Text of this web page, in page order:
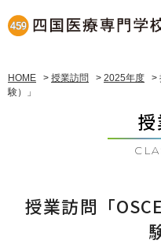
HOME > 授業訪問 > 2025年度 >
験）」
授業訪問「